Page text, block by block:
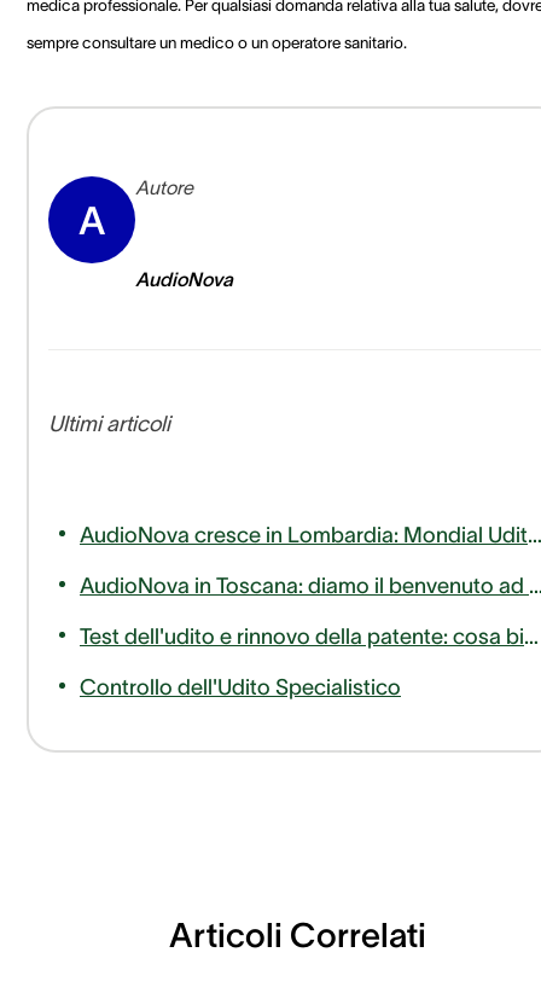
medica professionale. Per qualsiasi domanda relativa alla tua salute,
sempre consultare un medico o un operatore sanitario.
A
Autore
AudioNova
Ultimi articoli
AudioNova cresce in Lombardia: Mondial Udito entra a far parte del nostro gruppo!
AudioNova in Toscana: diamo il benvenuto ad
Test dell'udito e rinnovo della patente: cosa bisogna sapere
Controllo dell'Udito Specialistico
Articoli Correlati